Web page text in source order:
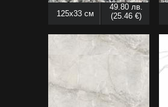
125x33 см
49.80 лв.
(25.46 €)